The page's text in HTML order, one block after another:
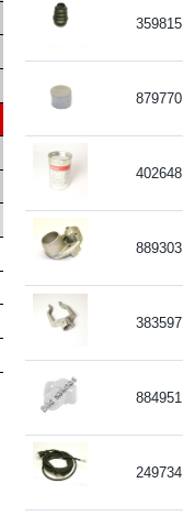
359815
879770
402648
889303
383597
884951
249734